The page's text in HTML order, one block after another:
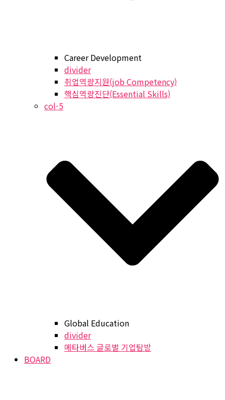
Career Development
divider
취업역량지원(job Competency)
핵심역량진단(Essential Skills)
col-5
Global Education
divider
메타버스 글로벌 기업탐방
BOARD